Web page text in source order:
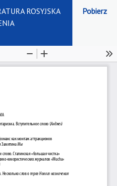
ROSYJSKA
Pobierz